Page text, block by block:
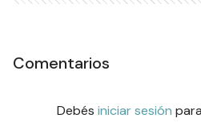
Comentarios
Debés iniciar sesión